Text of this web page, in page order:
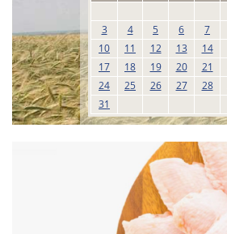
3
4 5 6 7
10
11 12 13 14
17
18 19 20 21
24
25 26 27 28
31